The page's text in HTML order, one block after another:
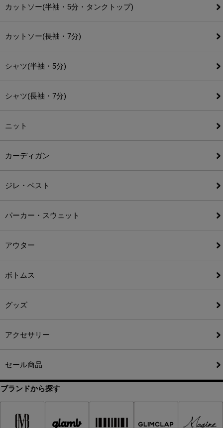
カットソー(半袖・5分・タンクトップ)
カットソー(長袖・7分)
シャツ(半袖・5分)
シャツ(長袖・7分)
ニット
カーディガン
ジレ・ベスト
パーカー・スウェット
アウター
ボトムス
グッズ
アクセサリー
セール商品
ブランドから探す